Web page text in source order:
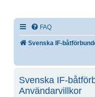
FAQ
Svenska IF-
Svenska IF-
Användarvillkor